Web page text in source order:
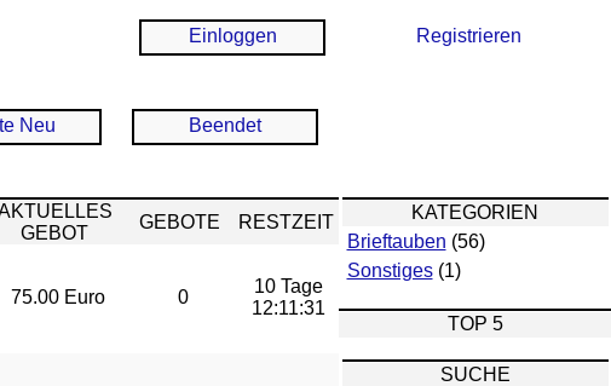
Einloggen Registrieren
Neu Beendet
GEBOT
GEBOTE RESTZEIT
75.00 Euro 0
10 Tage
12:11:31
KATEGORIEN
Brieftauben (56)
Sonstiges (1)
TOP 5
SUCHE